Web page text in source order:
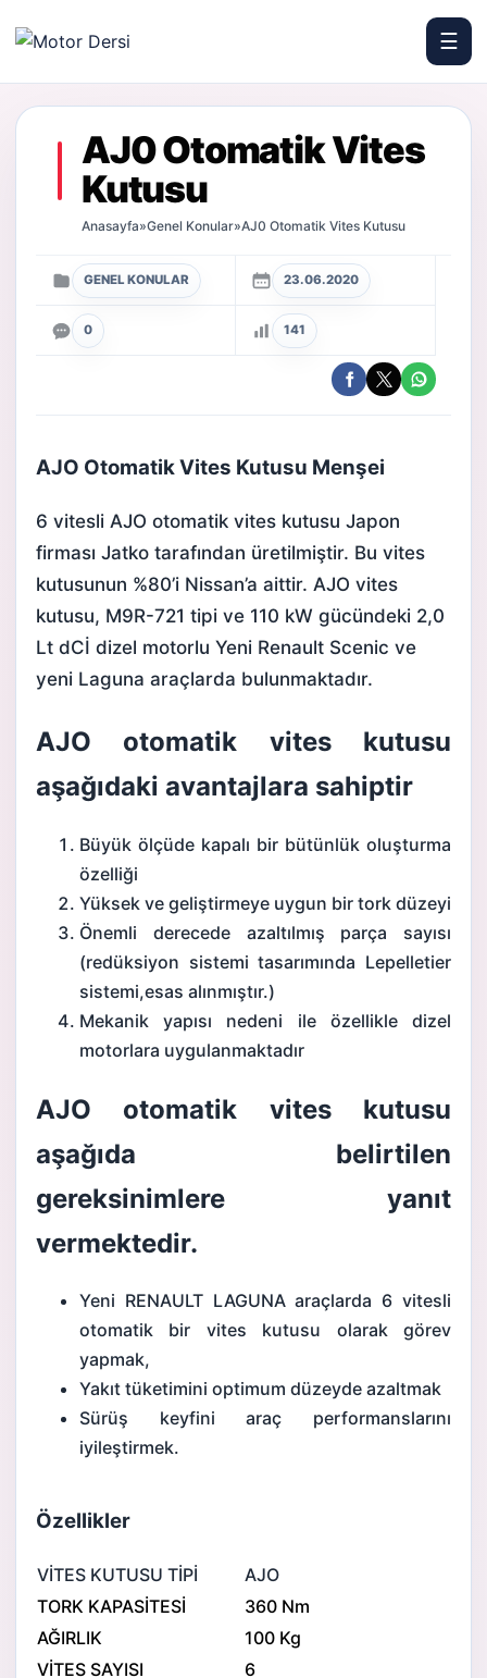
Motor Dersi
☰
AJ0 Otomatik Vites
Kutusu
Anasayfa»Genel Konular»AJ0 Otomatik Vites Kutusu
GENEL KONULAR 23.06.2020
0 141
AJO Otomatik Vites Kutusu Menşei
6 vitesli AJO otomatik vites kutusu Japon
firması Jatko tarafından üretilmiştir. Bu vites
kutusunun %80’i Nissan’a aittir. AJO vites
kutusu, M9R-721 tipi ve 110 kW gücündeki 2,0
Lt dCİ dizel motorlu Yeni Renault Scenic ve
yeni Laguna araçlarda bulunmaktadır.
AJO otomatik vites kutusu
aşağıdaki avantajlara sahiptir
Büyük ölçüde kapalı bir bütünlük oluşturma
özelliği
Yüksek ve geliştirmeye uygun bir tork düzeyi
Önemli derecede azaltılmış parça sayısı
(redüksiyon sistemi tasarımında Lepelletier
sistemi,esas alınmıştır.)
Mekanik yapısı nedeni ile özellikle dizel
motorlara uygulanmaktadır
AJO otomatik vites kutusu
aşağıda belirtilen
gereksinimlere yanıt
vermektedir.
Yeni RENAULT LAGUNA araçlarda 6 vitesli
otomatik bir vites kutusu olarak görev
yapmak,
Yakıt tüketimini optimum düzeyde azaltmak
Sürüş keyfini araç performanslarını
iyileştirmek.
Özellikler
VİTES KUTUSU TİPİ
AJO
TORK KAPASİTESİ
360 Nm
AĞIRLIK
100 Kg
VİTES SAYISI
6